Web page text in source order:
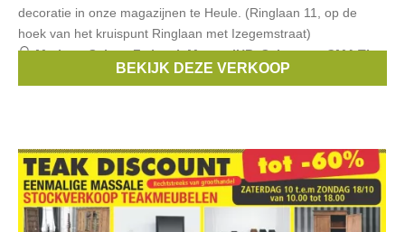
decoratie in onze magazijnen te Heule. (Ringlaan 11, op de
hoek van het kruispunt Ringlaan met Izegemstraat)
Merken:Schott Zwiesel,Mepra,IHR,Seltmann,CMA Tint,
BEKIJK DEZE VERKOOP